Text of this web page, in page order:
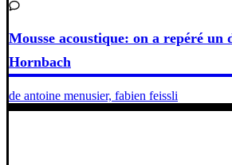
Mousse acoustique: on a repéré un
Hornbach
de antoine menusier, fabien feissli